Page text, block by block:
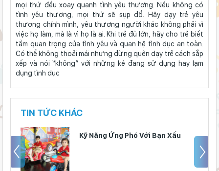
mọi thứ đều xoay quanh tình yêu thương. Nếu không có
tình yêu thương, mọi thứ sẽ sụp đổ. Hãy dạy trẻ yêu
thương chính mình, yêu thương người khác không phải vì
việc họ làm, mà là vì họ là ai. Khi trẻ đủ lớn, hãy cho trẻ biết
tầm quan trọng của tình yêu và quan hệ tình dục an toàn.
Có thể không thoải mái nhưng đừng quên dạy trẻ cách sắp
xếp và nói “không” với những kẻ đang sử dụng hay lạm
dụng tình dục
TIN TỨC KHÁC
Kỹ Năng Ứng Phó Với Bạn Xấu